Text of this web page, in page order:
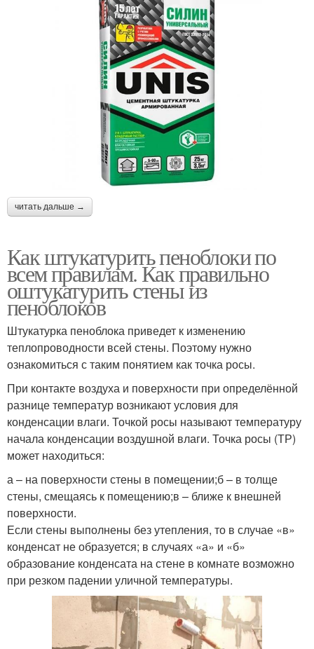
читать дальше →
Как штукатурить пеноблоки по
всем правилам. Как правильно
оштукатурить стены из
пеноблоков
Штукатурка пеноблока приведет к изменению
теплопроводности всей стены. Поэтому нужно
ознакомиться с таким понятием как точка росы.
При контакте воздуха и поверхности при определённой
разнице температур возникают условия для
конденсации влаги. Точкой росы называют температуру
начала конденсации воздушной влаги. Точка росы (ТР)
может находиться:
а – на поверхности стены в помещении;б – в толще
стены, смещаясь к помещению;в – ближе к внешней
поверхности.
Если стены выполнены без утепления, то в случае «в»
конденсат не образуется; в случаях «а» и «б»
образование конденсата на стене в комнате возможно
при резком падении уличной температуры.